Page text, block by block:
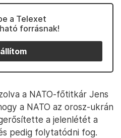
a Telexet
forrásnak!
a NATO-főtitkár Jens
a NATO az orosz-ukrán
a jelenlétét a
pedig folytatódni fog.